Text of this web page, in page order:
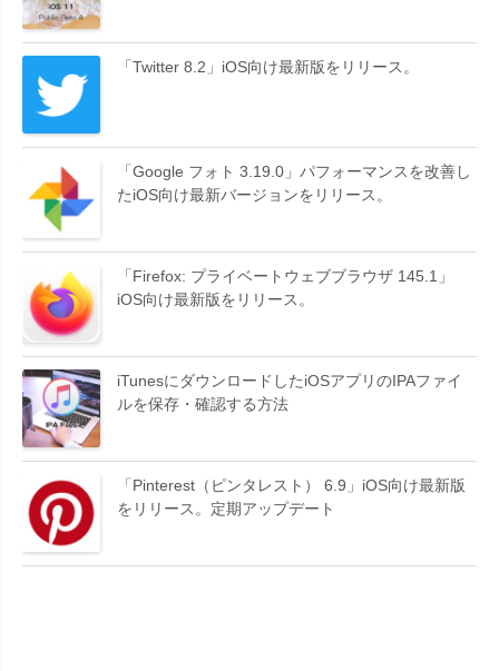
「Twitter 8.2」iOS向け最新版をリリース。
「Google フォト 3.19.0」パフォーマンスを改善し
たiOS向け最新バージョンをリリース。
「Firefox: プライベートウェブブラウザ 145.1」
iOS向け最新版をリリース。
iTunesにダウンロードしたiOSアプリのIPAファイ
ルを保存・確認する方法
「Pinterest（ピンタレスト） 6.9」iOS向け最新版
をリリース。定期アップデート